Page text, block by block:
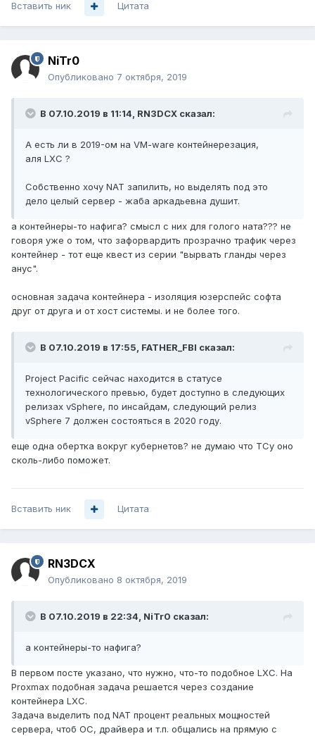
Вставить ник Цитата
NiTr0
Опубликовано 7 октября, 2019
В 07.10.2019 в 11:14, RN3DCX сказал:
А есть ли в 2019-ом на VM-ware контейнерезация,
аля LXC ?
Собственно хочу NAT запилить, но выделять под это
дело целый сервер - жаба аркадьевна душит.
а контейнеры-то нафига? смысл с них для голого ната??? не
говоря уже о том, что зафорвардить прозрачно трафик через
контейнер - тот еще квест из серии "вырвать гланды через
анус".
основная задача контейнера - изоляция юзерспейс софта
друг от друга и от хост системы. и не более того.
В 07.10.2019 в 17:55, FATHER_FBI сказал:
Project Pacific сейчас находится в статусе
технологического превью, будет доступно в следующих
релизах vSphere, по инсайдам, следующий релиз
vSphere 7 должен состояться в 2020 году.
еще одна обертка вокруг кубернетов? не думаю что ТСу оно
сколь-либо поможет.
Вставить ник Цитата
RN3DCX
Опубликовано 8 октября, 2019
В 07.10.2019 в 22:34, NiTr0 сказал:
а контейнеры-то нафига?
В первом посте указано, что нужно, что-то подобное LXC. На
Proxmax подобная задача решается через создание
контейнера LXC.
Задача выделить под NAT процент реальных мощностей
сервера, чтоб ОС, драйвера и т.п. общались на прямую с